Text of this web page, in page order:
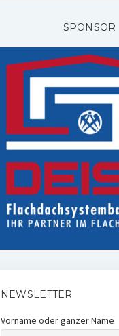
SPONSOR
NEWSLETTER
Vorname oder ganzer Name